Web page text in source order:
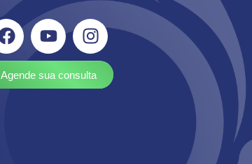
Agende sua consulta